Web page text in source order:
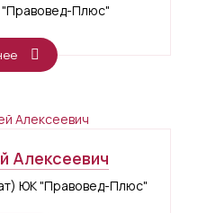
Плюс"
Алексеевич
ЮК "Правовед-Плюс"